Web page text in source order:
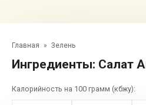
Главная » Зелень
Ингредиенты: Салат
Калорийность на 100 грамм (кбжу):